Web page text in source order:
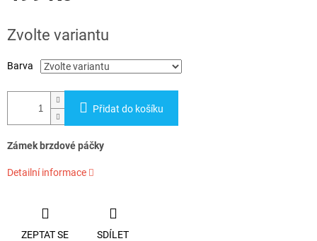
cena:
Zvolte variantu
Barva
Přidat do košíku
Zámek brzdové páčky
Detailní informace
ZEPTAT SE SDÍLET